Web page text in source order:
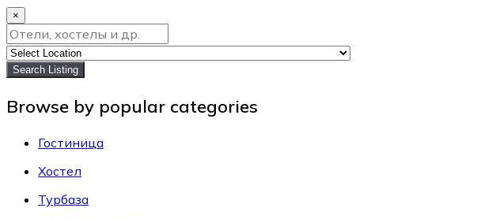
×
Search Listing
Browse by popular categories
Гостиница
Хостел
Турбаза